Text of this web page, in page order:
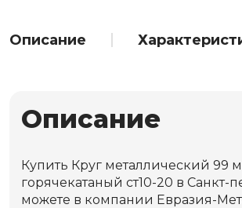
Описание
Описание
Купить Круг металлический 99
горячекатаный ст10-20 в Санкт-
можете в компании Евразия-